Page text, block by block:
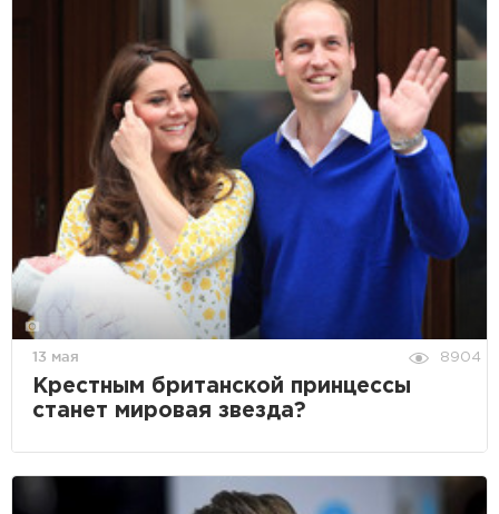
13 мая 8904
Крестным британской принцессы
станет мировая звезда?